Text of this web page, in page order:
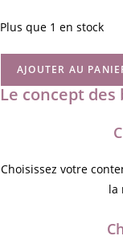
Plus que 1 en stock
AJOUTER AU
Le concept
Choisissez votre
la